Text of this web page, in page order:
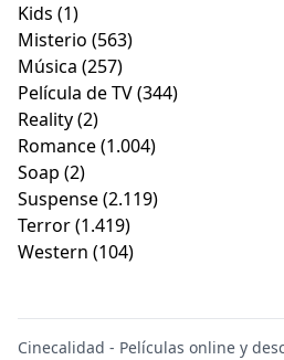
Kids (1)
Misterio (563)
Música (257)
Película de TV(344)
Reality(2)
Romance(1.004)
Soap (2)
Suspense(2.119)
Terror(1.419)
Western (104)
Cinecalidad - Películas online y